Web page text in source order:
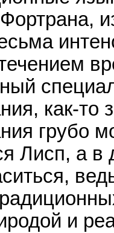
как-то
грубо
Лисп, а
и